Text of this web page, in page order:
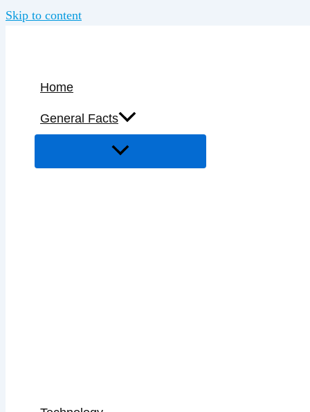
Skip to content
Home
General Facts